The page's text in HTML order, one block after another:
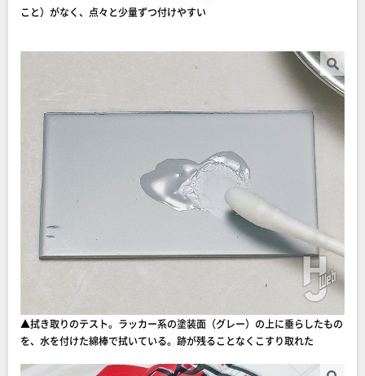
こと）がなく、点々と少量ずつ付けやすい
▲拭き取りのテスト。ラッカー系の塗装面（グレー）の上に垂らしたもの
を、水を付けた綿棒で拭いている。跡が残ることなくこすり取れた